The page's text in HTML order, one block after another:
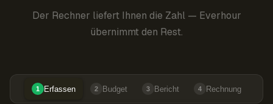
Der Rechner liefert Ihnen die Zahl — Everhour
übernimmt den Rest.
1 Erfassen 2 Budget 3 Bericht 4 Rechnung